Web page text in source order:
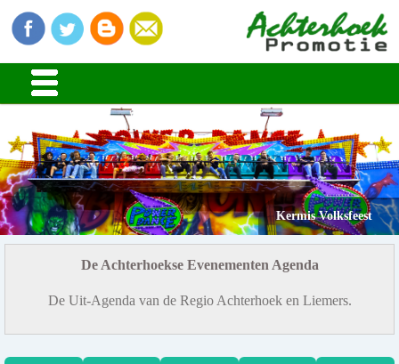
Kermis Volksfeest
De Achterhoekse Evenementen Agenda
De Uit-Agenda van de Regio Achterhoek en Liemers.